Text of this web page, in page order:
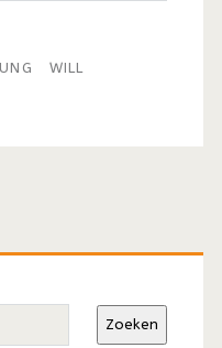
WILL
Zoeken